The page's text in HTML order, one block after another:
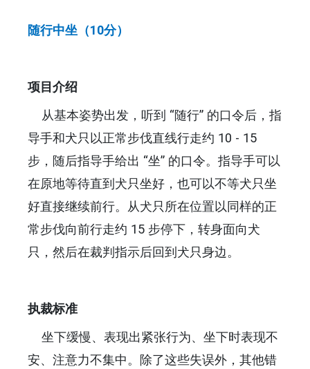
随行中坐（10分）
项目介绍
从基本姿势出发，听到 “随行” 的口令后，指
导手和犬只以正常步伐直线行走约 10 - 15
步，随后指导手给出 “坐” 的口令。指导手可以
在原地等待直到犬只坐好，也可以不等犬只坐
好直接继续前行。从犬只所在位置以同样的正
常步伐向前行走约 15 步停下，转身面向犬
只，然后在裁判指示后回到犬只身边。
执裁标准
坐下缓慢、表现出紧张行为、坐下时表现不
安、注意力不集中。除了这些失误外，其他错